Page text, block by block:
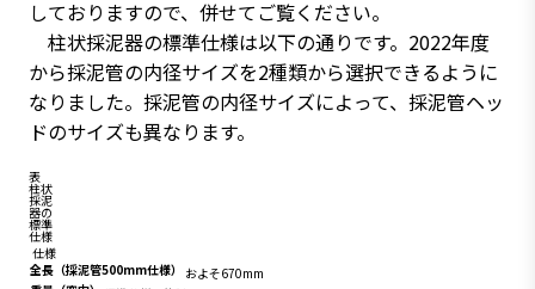
しておりますので、併せてご覧ください。
柱状採泥器の標準仕様は以下の通りです。2022年度
から採泥管の内径サイズを2種類から選択できるように
なりました。採泥管の内径サイズによって、採泥管ヘッ
ドのサイズも異なります。
表
柱状
採泥
器の
標準
仕様
仕様
全長（採泥管500mm仕様） およそ670mm